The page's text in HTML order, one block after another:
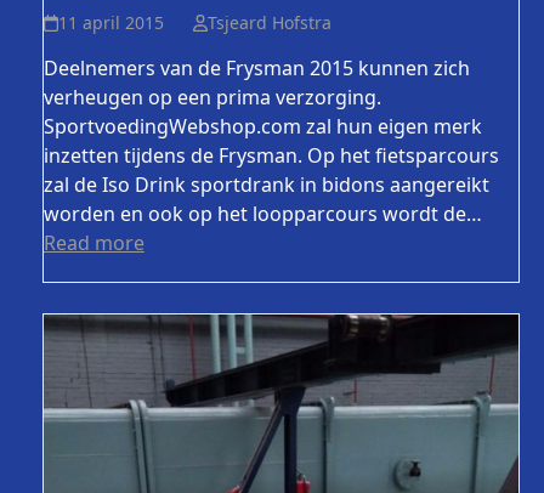
11 april 2015 Tsjeard Hofstra
Deelnemers van de Frysman 2015 kunnen zich
verheugen op een prima verzorging.
SportvoedingWebshop.com zal hun eigen merk
inzetten tijdens de Frysman. Op het fietsparcours
zal de Iso Drink sportdrank in bidons aangereikt
worden en ook op het loopparcours wordt de…
Read more